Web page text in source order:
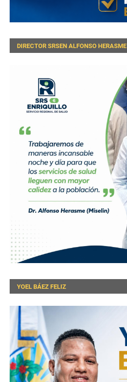
DIRECTOR SRSEN ALFONSO HERASME
YOEL BÁEZ FELIZ